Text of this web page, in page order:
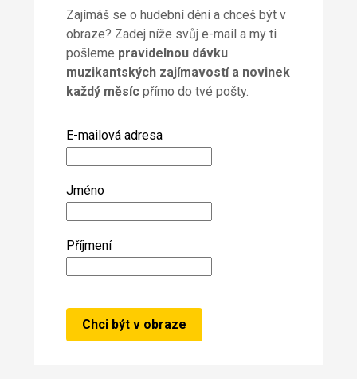
Zajímáš se o hudební dění a chceš být v
obraze? Zadej níže svůj e-mail a my ti
pošleme pravidelnou dávku
muzikantských zajímavostí a novinek
každý měsícpřímo do tvé pošty.
E-mailová adresa
Jméno
Příjmení